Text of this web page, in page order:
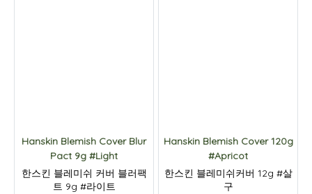
Hanskin Blemish Cover Blur
Pact 9g #Light
한스킨 블레미쉬 커버 블러팩
트 9g #라이트
Hanskin Blemish Cover 120g
#Apricot
한스킨 블레미쉬커버 12g #살
구